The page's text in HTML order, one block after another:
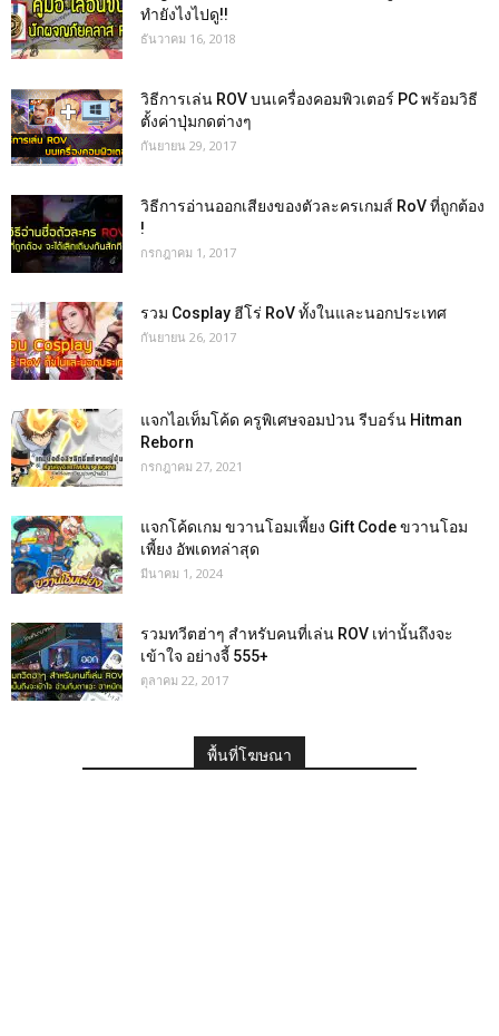
ทำยังไงไปดู!!
ธันวาคม 16, 2018
วิธีการเล่น ROV บนเครื่องคอมพิวเตอร์ PC พร้อมวิธี
ตั้งค่าปุ่มกดต่างๆ
กันยายน 29, 2017
วิธีการอ่านออกเสียงของตัวละครเกมส์ RoV ที่ถูกต้อง
!
กรกฎาคม 1, 2017
รวม Cosplay ฮีโร่ RoV ทั้งในและนอกประเทศ
กันยายน 26, 2017
แจกไอเท็มโค้ด ครูพิเศษจอมป่วน รีบอร์น Hitman
Reborn
กรกฎาคม 27, 2021
แจกโค้ดเกม ขวานโอมเพี้ยง Gift Code ขวานโอม
เพี้ยง อัพเดทล่าสุด
มีนาคม 1, 2024
รวมทวีตฮ่าๆ สำหรับคนที่เล่น ROV เท่านั้นถึงจะ
เข้าใจ อย่างจี้ 555+
ตุลาคม 22, 2017
พื้นที่โฆษณา